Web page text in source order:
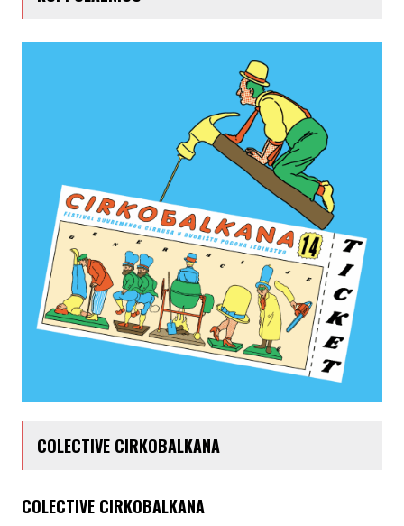
COLECTIVE CIRKOBALKANA
COLECTIVE CIRKOBALKANA